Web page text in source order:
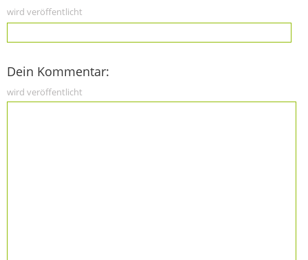
wird veröffentlicht
Dein Kommentar:
wird veröffentlicht